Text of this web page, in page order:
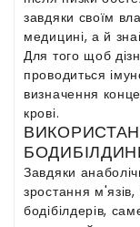
завдяки своїм
медицині, а й
Для того щоб
проводиться
визначення
крові.
Завдяки
зростання м'язів,
бодібілдерів,